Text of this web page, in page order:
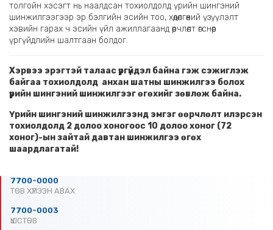
толгойн хэсэгт нь наалдсан тохиолдолд үрийн шингэний
шинжилгээгээр эр бэлгийн эсийн тоо, хөдөлгөөний үзүүлэлт
хэвийн гарах ч эсийн үйл ажиллагаанд өөрчлөлт өгснөөр
үргүйдлийн шалтгаан болдог.
Хэрвээ эрэгтэй талаас үргүйдэл байна гэж сэжиглэж
байгаа тохиолдолд анхан шатны шинжилгээ болох
үрийн шингэний шинжилгээг өгөхийг зөвлөж байна.
Үрийн шингэний шинжилгээнд эмгэг өөрчлөлт илэрсэн
тохиолдолд 2 долоо хоногоос 10 долоо хоног (72
хоног)-ын зайтай давтан шинжилгээ өгөх
шаардлагатай!
7700-0000
ТӨВ ХҮЛЭЭН АВАХ
7700-0003
ҮШСТӨВ